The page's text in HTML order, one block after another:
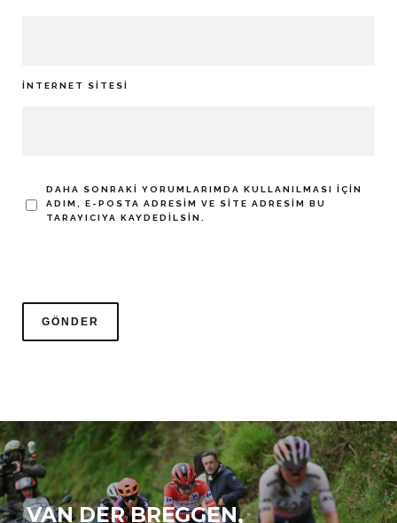
İNTERNET SITESI
DAHA SONRAKI YORUMLARIMDA KULLANILMASI IÇIN
ADIM, E-POSTA ADRESIM VE SITE ADRESIM BU
TARAYICIYA KAYDEDILSIN.
VAN DER BREGGEN,